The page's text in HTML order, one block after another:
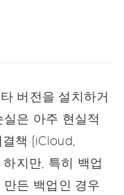
버전을 설치하거
은 아주 현실적
책 (iCloud,
지만, 특히 백업
든 백업인 경우